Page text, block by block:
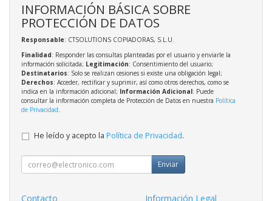
INFORMACIÓN BÁSICA SOBRE
PROTECCIÓN DE DATOS
Responsable: CTSOLUTIONS COPIADORAS, S.L.U.
Finalidad: Responder las consultas planteadas por el usuario y enviarle la
información solicitada; Legitimación: Consentimiento del usuario;
Destinatarios: Solo se realizan cesiones si existe una obligación legal;
Derechos: Acceder, rectificar y suprimir, así como otros derechos, como se
indica en la información adicional; Información Adicional: Puede
consultar la información completa de Protección de Datos en nuestra Política
de Privacidad.
He leído y acepto la Política de Privacidad.
Enviar
Contacto Información Legal